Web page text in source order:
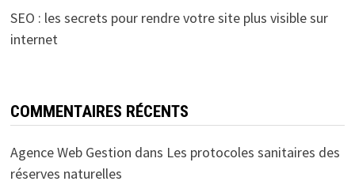
SEO : les secrets pour rendre votre site plus visible sur
internet
COMMENTAIRES RÉCENTS
Agence Web Gestion dans Les protocoles sanitaires des
réserves naturelles